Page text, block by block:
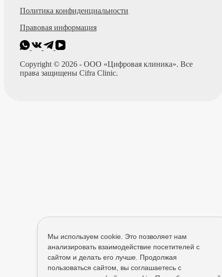
Мы используем cookie. Это позволяет нам
анализировать взаимодействие посетителей с
сайтом и делать его лучше. Продолжая
пользоваться сайтом, вы соглашаетесь с
Политика конфиденциальности
Правовая информация
Copyright © 2026 - ООО «Цифровая клиника». Все
права защищены Cifra Clinic.